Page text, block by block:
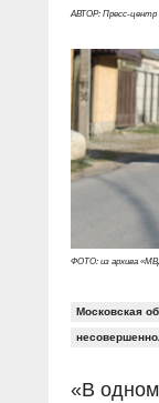
Журнал
Контакты
Вакансии
АВТОР: Пресс-центр
ФОТО: из архива
Московская
«В